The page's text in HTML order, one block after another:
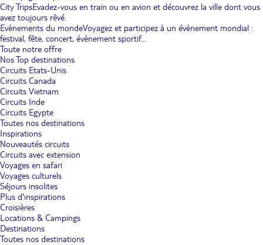
City TripsEvadez-vous en train ou en avion et découvrez la ville dont vous
avez toujours rêvé.
Evènements du mondeVoyagez et participez à un évènement mondial :
festival, fête, concert, évènement sportif...
Toute notre offre
Nos Top destinations
Circuits Etats-Unis
Circuits Canada
Circuits Vietnam
Circuits Inde
Circuits Egypte
Toutes nos destinations
Inspirations
Nouveautés circuits
Circuits avec extension
Voyages en safari
Voyages culturels
Séjours insolites
Plus d'inspirations
Croisières
Locations & Campings
Destinations
Toutes nos destinations